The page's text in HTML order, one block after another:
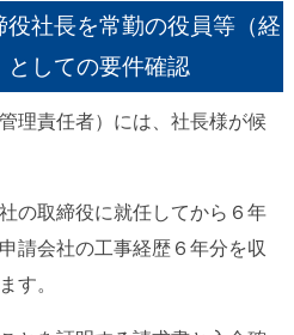
社長を常勤の役員等（経
しての要件確認
理責任者）には、社長様が候
の取締役に就任してから６年
請会社の工事経歴６年分を収
す。